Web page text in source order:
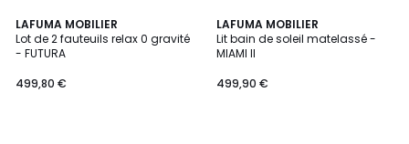
LAFUMA MOBILIER
Lot de 2 fauteuils relax 0 gravité
- FUTURA
499,80 €
LAFUMA MOBILIER
Lit bain de soleil matelassé -
MIAMI II
499,90 €
2
Couleurs